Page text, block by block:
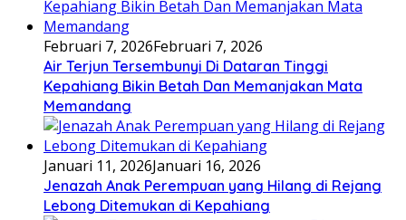
Februari 7, 2026Februari 7, 2026
Air Terjun Tersembunyi Di Dataran Tinggi
Kepahiang Bikin Betah Dan Memanjakan Mata
Memandang
Januari 11, 2026Januari 16, 2026
Jenazah Anak Perempuan yang Hilang di Rejang
Lebong Ditemukan di Kepahiang